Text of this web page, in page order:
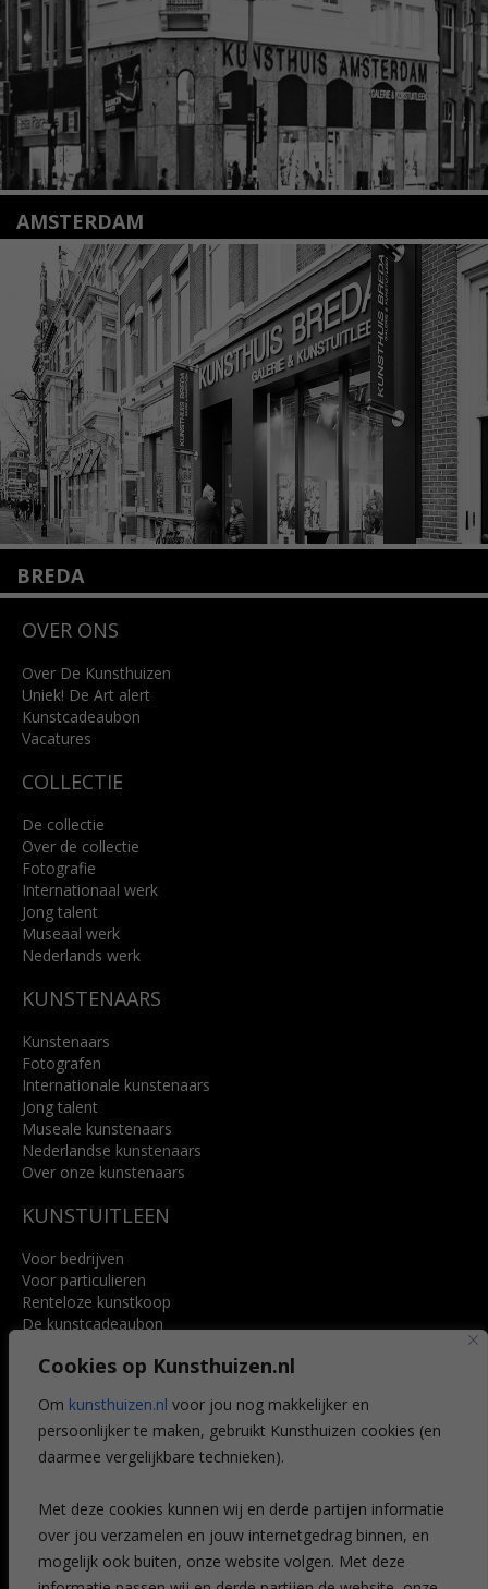
Cookies op Kunsthuizen.nl
Om kunsthuizen.nl voor jou nog makkelijker en
persoonlijker te maken, gebruikt Kunsthuizen cookies (en
daarmee vergelijkbare technieken).
Met deze cookies kunnen wij en derde partijen informatie
over jou verzamelen en jouw internetgedrag binnen, en
mogelijk ook buiten, onze website volgen. Met deze
Lees meer
AMSTERDAM
Amstelveenseweg 135
1075 VX Amsterdam
+31 (0)20 2332546
info@kunsthuisamsterdam.nl
Lees meer
BREDA
4818 SB Breda
info@kunsthuisbreda.nl
Lees meer
OVER ONS
Over De Kunsthuizen
Uniek! De Art alert
Kunstcadeaubon
Vacatures
COLLECTIE
De collectie
Over de collectie
Fotografie
Internationaal werk
Jong talent
Museaal werk
Nederlands werk
KUNSTENAARS
Kunstenaars
Fotografen
Internationale kunstenaars
Jong talent
Museale kunstenaars
Nederlandse kunstenaars
Over onze kunstenaars
KUNSTUITLEEN
Voor bedrijven
Voor particulieren
Renteloze kunstkoop
De kunstcadeaubon
Voordelen
Veelgestelde vragen
CONTACT
Leiden
Amsterdam
Breda
Favorieten